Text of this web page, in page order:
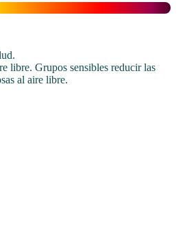
libre. Grupos sensibles reducir las
al aire libre.